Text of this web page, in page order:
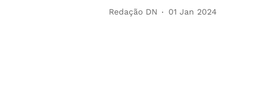
Redação DN 01 Jan 2024